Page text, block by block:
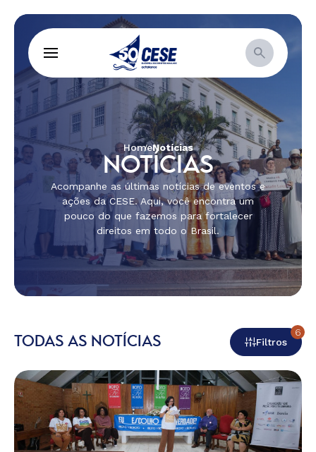
HomeNotícias
NOTÍCIAS
Acompanhe as últimas notícias de eventos e
ações da CESE. Aqui, você encontra um
pouco do que fazemos para fortalecer
direitos em todo o Brasil.
TODAS AS NOTÍCIAS Filtros
6